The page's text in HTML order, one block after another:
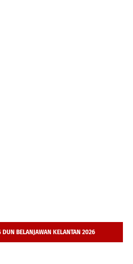
BELANJAWAN KELANTAN 2026